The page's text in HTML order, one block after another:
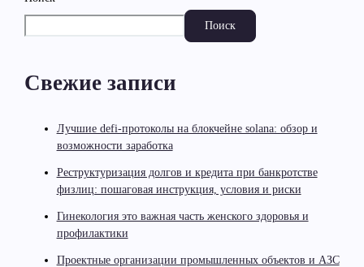
Поиск
Свежие записи
Лучшие defi-протоколы на блокчейне solana: обзор и
возможности заработка
Реструктуризация долгов и кредита при банкротстве
физлиц: пошаговая инструкция, условия и риски
Гинекология это важная часть женского здоровья и
профилактики
Проектные организации промышленных объектов и АЗС